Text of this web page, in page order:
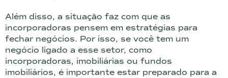
Além disso, a situação faz com que as
incorporadoras pensem em estratégias para
fechar negócios. Por isso, se você tem um
negócio ligado a esse setor, como
incorporadoras, imobiliárias ou fundos
imobiliários, é importante estar preparado para a